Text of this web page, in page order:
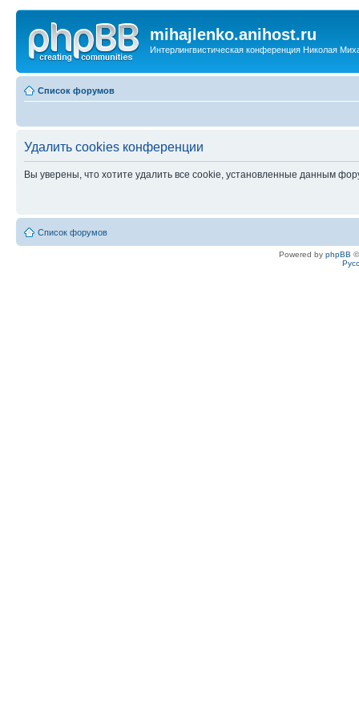
mihajlenko.anihost.ru
Интерлингвистическая конференция Николая
Список форумов
Удалить cookies конференции
Вы уверены, что хотите удалить все cookie, установленные данным
Список форумов
Powered by phpBB